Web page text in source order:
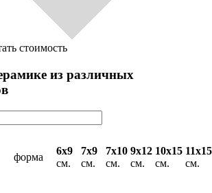
стоимость
из различных
форма
6х9
см.
7х9
см.
7х10
см.
9х12
см.
10х15
см.
11х15
см.